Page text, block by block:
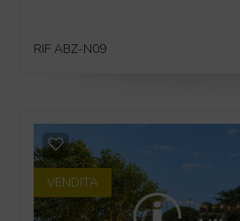
RIF ABZ-N09
VENDITA